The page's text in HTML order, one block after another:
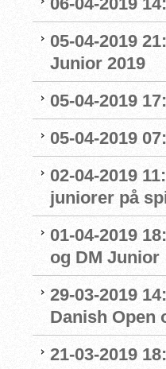
05-04-2019
Junior 2019
05-04-2019
05-04-2019
02-04-2019
juniorer på
01-04-2019
og DM Junior
29-03-2019
Danish Open
21-03-2019